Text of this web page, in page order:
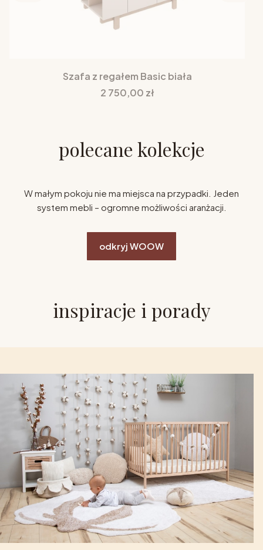
Szafa z regałem Basic biała
Cena
2 750,00 zł
polecane kolekcje
W małym pokoju nie ma miejsca na przypadki. Jeden
system mebli – ogromne możliwości aranżacji.
odkryj WOOW
inspiracje i porady